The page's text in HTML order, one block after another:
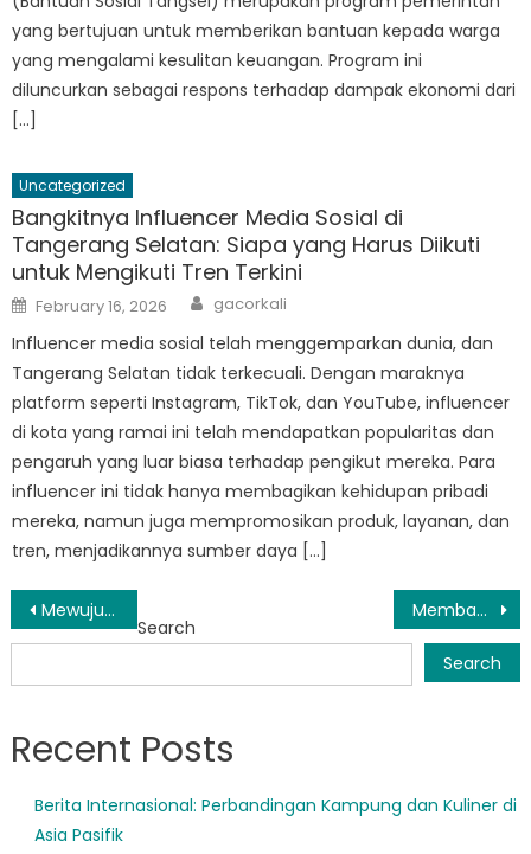
yang bertujuan untuk memberikan bantuan kepada warga
yang mengalami kesulitan keuangan. Program ini
diluncurkan sebagai respons terhadap dampak ekonomi dari
[…]
Uncategorized
Bangkitnya Influencer Media Sosial di
Tangerang Selatan: Siapa yang Harus Diikuti
untuk Mengikuti Tren Terkini
Posted
on
February 16, 2026 Author
gacorkali
Influencer media sosial telah menggemparkan dunia, dan
Tangerang Selatan tidak terkecuali. Dengan maraknya
platform seperti Instagram, TikTok, dan YouTube, influencer
di kota yang ramai ini telah mendapatkan popularitas dan
pengaruh yang luar biasa terhadap pengikut mereka. Para
influencer ini tidak hanya membagikan kehidupan pribadi
mereka, namun juga mempromosikan produk, layanan, dan
tren, menjadikannya sumber daya […]
Post
navigation
Mewujudkan Komunitas Ramah Lanjut Usia di Tangerang Selatan: Strategi dan Kisah Sukses Membangun Masa Depan Lebih Cerah: Dampak Transformatif PKH Tangsel di Tangsel Selatan
Search
Search
Recent Posts
Berita Internasional: Perbandingan Kampung dan Kuliner di
Asia Pasifik